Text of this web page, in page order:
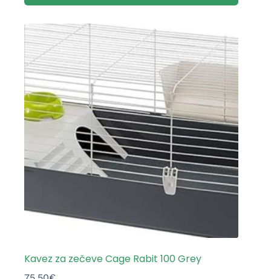
Kavez za zečeve Cage Rabit 100 Grey